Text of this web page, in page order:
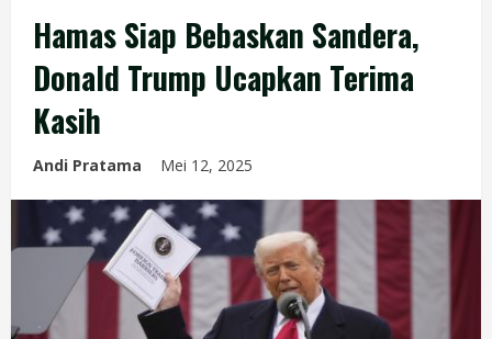
Hamas Siap Bebaskan Sandera,
Donald Trump Ucapkan Terima
Kasih
Andi Pratama Mei 12, 2025